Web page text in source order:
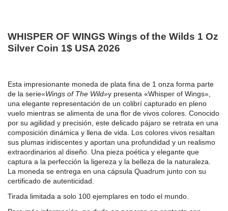
WHISPER OF WINGS Wings of the Wilds 1 Oz
Silver Coin 1$ USA 2026
Esta impresionante moneda de plata fina de 1 onza forma parte
de la serie«Wings of The Wild»y presenta «Whisper of Wings»,
una elegante representación de un colibrí capturado en pleno
vuelo mientras se alimenta de una flor de vivos colores. Conocido
por su agilidad y precisión, este delicado pájaro se retrata en una
composición dinámica y llena de vida. Los colores vivos resaltan
sus plumas iridiscentes y aportan una profundidad y un realismo
extraordinarios al diseño. Una pieza poética y elegante que
captura a la perfección la ligereza y la belleza de la naturaleza.
La moneda se entrega en una cápsula Quadrum junto con su
certificado de autenticidad.
Tirada limitada a solo 100 ejemplares en todo el mundo.